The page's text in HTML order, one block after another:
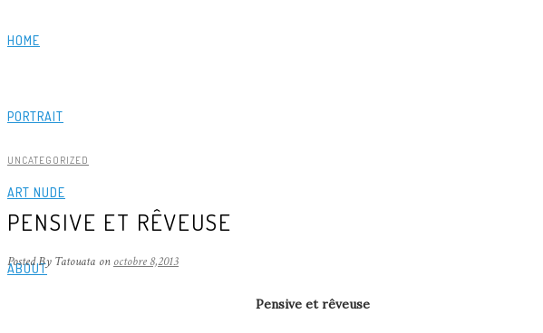
HOME
PORTRAIT
ART NUDE
ABOUT
UNCATEGORIZED
PENSIVE ET RÊVEUSE
Posted By Tatouata on octobre 8,2013
Pensive et rêveuse